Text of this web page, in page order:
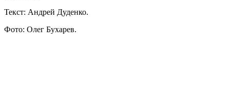
Текст: Андрей Дуденко.
Фото: Олег Бухарев.